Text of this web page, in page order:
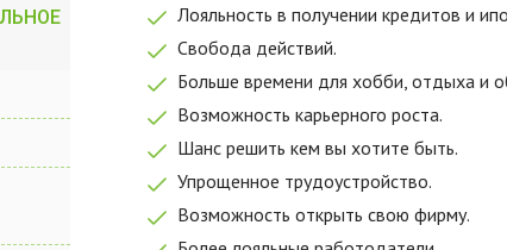
Лояльность в получении кредитов и
Свобода действий.
Больше времени для хобби, отдыха и
Возможность карьерного роста.
Шанс решить кем вы хотите быть.
Упрощенное трудоустройство.
Возможность открыть свою фирму.